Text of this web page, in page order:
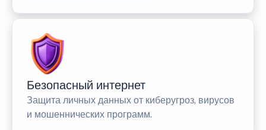
Безопасный интернет
Защита личных данных от киберугроз, вирусов
и мошеннических программ.